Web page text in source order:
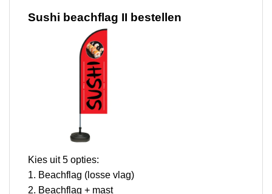
Sushi beachflag II bestellen
Kies uit 5 opties:
1. Beachflag (losse vlag)
2. Beachflag + mast